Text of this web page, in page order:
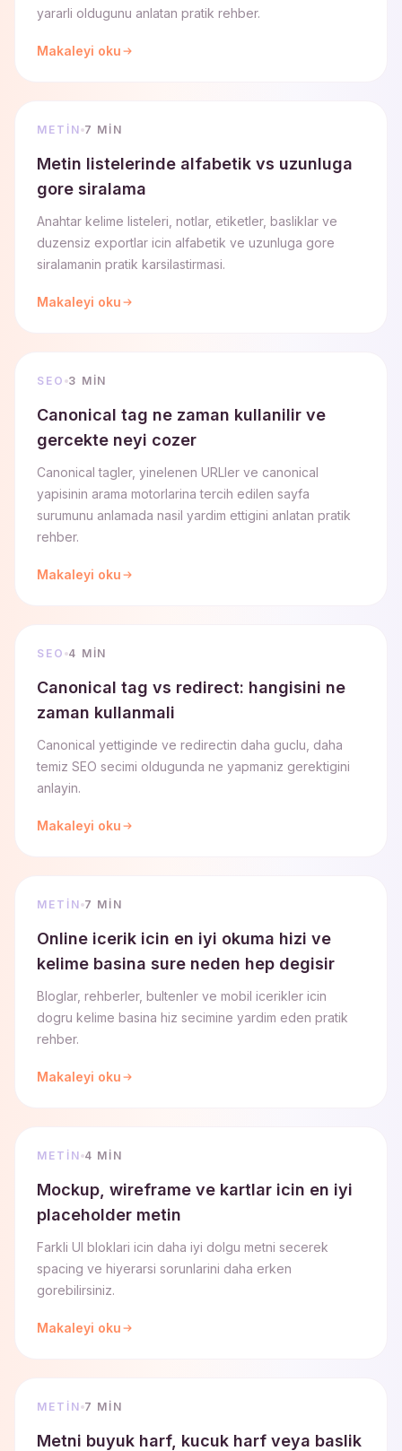
yararli oldugunu anlatan pratik rehber.
Makaleyi oku
METIN 7 MIN
Metin listelerinde alfabetik vs uzunluga
gore siralama
Anahtar kelime listeleri, notlar, etiketler, basliklar ve
duzensiz exportlar icin alfabetik ve uzunluga gore
siralamanin pratik karsilastirmasi.
Makaleyi oku
SEO 3 MIN
Canonical tag ne zaman kullanilir ve
gercekte neyi cozer
Canonical tagler, yinelenen URLler ve canonical
yapisinin arama motorlarina tercih edilen sayfa
surumunu anlamada nasil yardim ettigini anlatan pratik
rehber.
Makaleyi oku
SEO 4 MIN
Canonical tag vs redirect: hangisini ne
zaman kullanmali
Canonical yettiginde ve redirectin daha guclu, daha
temiz SEO secimi oldugunda ne yapmaniz gerektigini
anlayin.
Makaleyi oku
METIN 7 MIN
Online icerik icin en iyi okuma hizi ve
kelime basina sure neden hep degisir
Bloglar, rehberler, bultenler ve mobil icerikler icin
dogru kelime basina hiz secimine yardim eden pratik
rehber.
Makaleyi oku
METIN 4 MIN
Mockup, wireframe ve kartlar icin en iyi
placeholder metin
Farkli UI bloklari icin daha iyi dolgu metni secerek
spacing ve hiyerarsi sorunlarini daha erken
gorebilirsiniz.
Makaleyi oku
METIN 7 MIN
Metni buyuk harf, kucuk harf veya baslik